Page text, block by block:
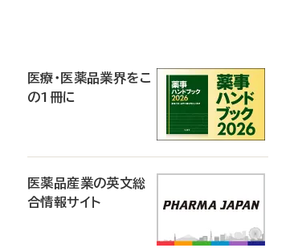
医療・医薬品業界をこ
の1冊に
医薬品産業の英文総
合情報サイト